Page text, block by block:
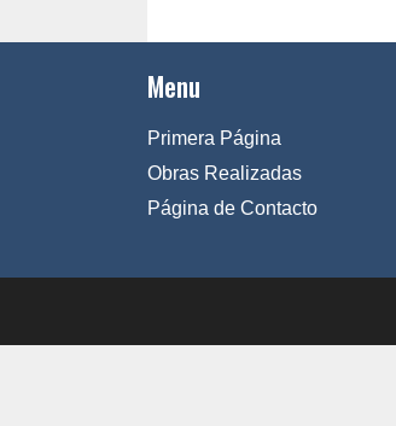
Menu
Primera Página
Obras Realizadas
Página de Contacto